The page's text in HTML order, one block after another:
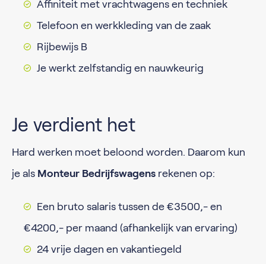
Affiniteit met vrachtwagens en techniek
Telefoon en werkkleding van de zaak
Rijbewijs B
Je werkt zelfstandig en nauwkeurig
Je verdient het
Hard werken moet beloond worden. Daarom kun
je als Monteur Bedrijfswagens rekenen op:
Een bruto salaris tussen de €3500,- en
€4200,- per maand (afhankelijk van ervaring)
24 vrije dagen en vakantiegeld